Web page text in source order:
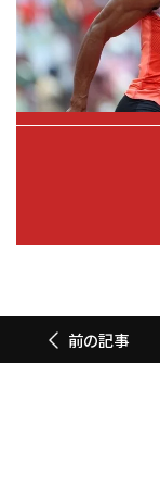
前の記事